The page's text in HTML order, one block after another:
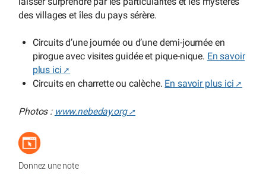
des villages et îles du pays sérère.
Circuits d’une journée ou d’une demi-journée en
pirogue avec visites guidée et pique-nique. En savoir
plus ici
Circuits en charrette ou calèche. En savoir plus ici
Photos : www.nebeday.org
Donnez une note